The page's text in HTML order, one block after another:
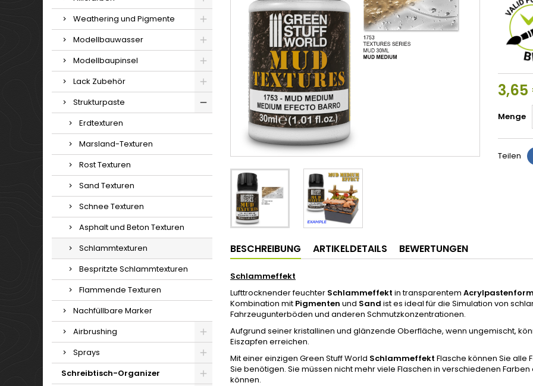
Weathering und Pigmente
Modellbauwasser
Modellbaupinsel
Lack Zubehör
Strukturpaste
Erdtexturen
Marsland-Texturen
Rost Texturen
Sand Texturen
Schnee Texturen
Asphalt und Beton Texturen
Schlammtexturen
Bespritzte Schlammtexturen
Flammende Texturen
Nachfüllbare Marker
Airbrushing
Sprays
Schreibtisch-Organizer
Menge
Teilen
BESCHREIBUNG ARTIKELDETAILS BEWERTUNGEN
Schlammeffekt
Lufttrocknender feuchter Schlammeffekt in transparentem
Kombination mit Pigmenten und Sand ist es ideal für die Simulation von
Fahrzeugunterböden und anderen Schmutzkonzentrationen.
Aufgrund seiner kristallinen und glänzende Oberfläche, wenn ungemischt,
Eiszapfen erreichen.
Mit einer einzigen Green Stuff World Schlammeffekt Flasche können Sie alle
Sie benötigen. Sie müssen nicht mehr viele Flaschen in verschiedenen
können.